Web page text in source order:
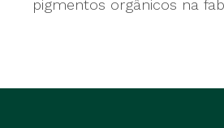
pigmentos orgânicos na